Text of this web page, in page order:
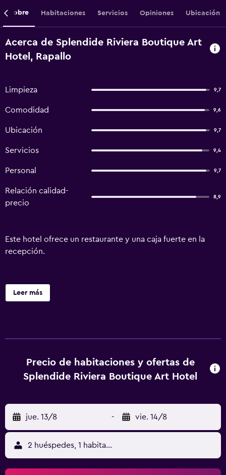
Sobre Habitaciones Servicios Opiniones Ubicación
Acerca de Splendide Riviera Boutique Art
Hotel, Rapallo
Limpieza 9,7
Comodidad 9,6
Ubicación 9,7
Servicios 9,4
Personal 9,7
Relación calidad-
precio
8,9
Este hotel ofrece un restaurante y una caja fuerte en la
recepción.
Leer más
Precio de habitaciones y ofertas de
Splendide Riviera Boutique Art Hotel
jue. 13/8 - vie. 14/8
2 huéspedes, 1 habitación